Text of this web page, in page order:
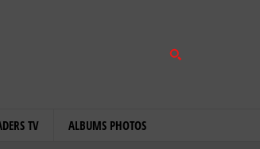
TV ALBUMS PHOTOS